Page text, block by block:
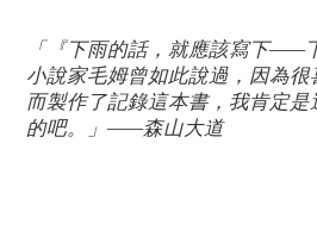
「『下雨的話，就應該寫下——
小說家毛姆曾如此說過，因為
而製作了記錄這本書，我肯定
的吧。」——森山大道